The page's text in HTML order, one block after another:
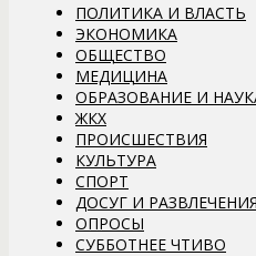
ПОЛИТИКА И ВЛАСТЬ
ЭКОНОМИКА
ОБЩЕСТВО
МЕДИЦИНА
ОБРАЗОВАНИЕ И
ЖКХ
ПРОИСШЕСТВИЯ
КУЛЬТУРА
СПОРТ
ДОСУГ И РАЗВЛЕЧЕНИЯ
ОПРОСЫ
СУББОТНЕЕ ЧТИВО